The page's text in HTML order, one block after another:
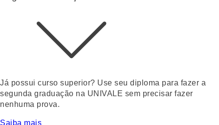
Já possui curso superior? Use seu diploma para fazer a
segunda graduação na UNIVALE sem precisar fazer
nenhuma prova.
Saiba mais